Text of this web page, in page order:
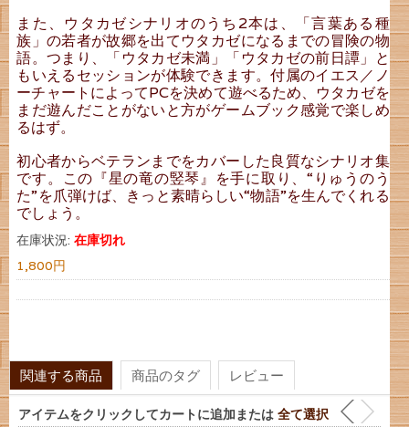
また、ウタカゼシナリオのうち2本は、「言葉ある種
族」の若者が故郷を出てウタカゼになるまでの冒険の物
語。つまり、「ウタカゼ未満」「ウタカゼの前日譚」と
もいえるセッションが体験できます。付属のイエス／ノ
ーチャートによってPCを決めて遊べるため、ウタカゼを
まだ遊んだことがないと方がゲームブック感覚で楽しめ
るはず。
初心者からベテランまでをカバーした良質なシナリオ集
です。この『星の竜の竪琴』を手に取り、“りゅうのう
た”を爪弾けば、きっと素晴らしい“物語”を生んでくれる
でしょう。
在庫状況:在庫切れ
1,800円
関連する商品 商品のタグ レビュー
アイテムをクリックしてカートに追加または 全て選択